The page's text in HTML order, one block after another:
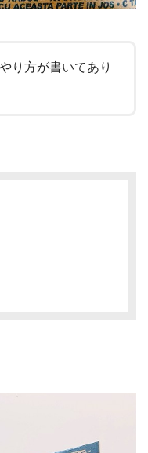
り方が書いてあり